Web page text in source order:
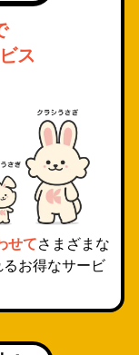
ス
せてさまざまな
お得なサービ